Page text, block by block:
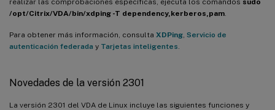
/opt/Citrix/VDA/bin/xdping -T dependency,kerberos,pam
Para obtener más información, consulta XDPing Servicio de
autenticación federada y Tarjetas inteligentes
Novedades de la versión 2301
La versión 2301 del VDA de Linux incluye las siguientes funciones y